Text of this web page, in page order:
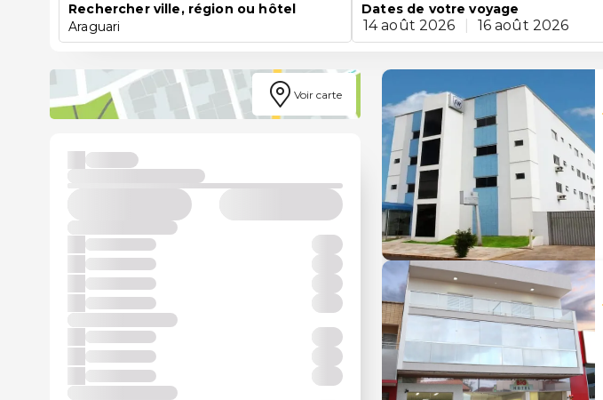
Rechercher ville, région ou hôtel
Araguari
Dates de votre voyage
14 août 2026 16 août 2026
Voir carte